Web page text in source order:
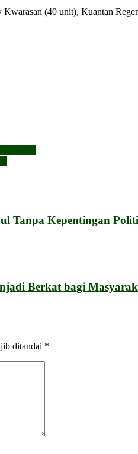
(40 unit), Kuantan
Tanpa Kepentingan
Berkat bagi
ditandai *